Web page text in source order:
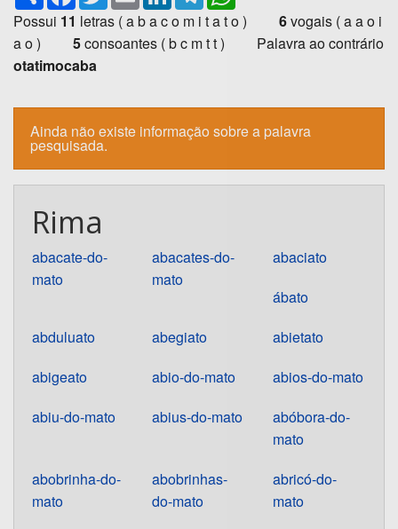
Possui 11 letras ( a b a c o m i t a t o ) 6vogais ( a a o i
a o ) 5consoantes ( b c m t t ) Palavra ao contrário
otatimocaba
Ainda não existe informação sobre a palavra
pesquisada.
Rima
abacate-do-
mato
abacates-do-
mato
abaciato
ábato
abduluato
abegiato
abietato
abigeato
abio-do-mato
abios-do-mato
abiu-do-mato
abius-do-mato
abóbora-do-
mato
abobrinha-do-
mato
abobrinhas-
do-mato
abricó-do-
mato